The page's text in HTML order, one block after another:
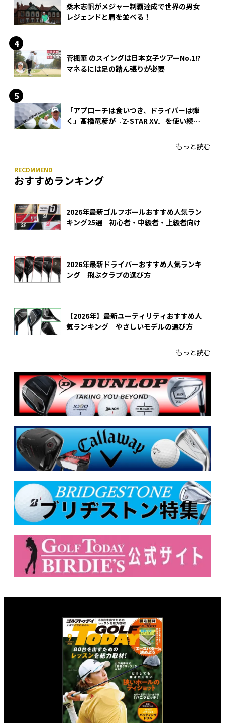
桑木志帆がメジャー制覇達成で世界の男女
レジェンドと肩を並べる！
菅楓華 のスイングは日本女子ツアーNo.1!?
マネるには足の踏ん張りが必要
「アプローチは食いつき、ドライバーは弾
く」髙橋竜彦が『Z-STAR XV』を使い続け
もっと読む
おすすめランキング
2026年最新ゴルフボールおすすめ人気ラン
キング25選｜初心者・中級者・上級者向け
2026年最新ドライバーおすすめ人気ランキ
ング｜飛ぶクラブの選び方
【2026年】最新ユーティリティおすすめ人
気ランキング｜やさしいモデルの選び方
もっと読む